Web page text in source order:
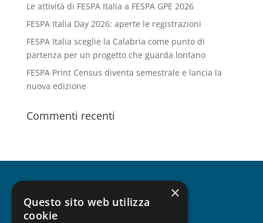
Le attività di FESPA Italia a FESPA GPE 2026
FESPA Italia Day 2026: aperte le registrazioni
FESPA Italia sceglie la Calabria come punto di
partenza per un progetto che guarda lontano
FESPA Print Census diventa semestrale e lancia la
nuova edizione
Commenti recenti
CHI SIAMO ×
Questo sito web utilizza
cookie